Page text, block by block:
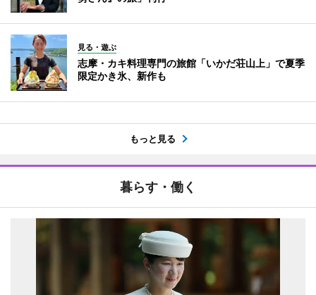
見る・遊ぶ
志摩・カキ料理専門の旅館「いかだ荘山上」で夏季
限定かき氷、新作も
もっと見る
暮らす・働く